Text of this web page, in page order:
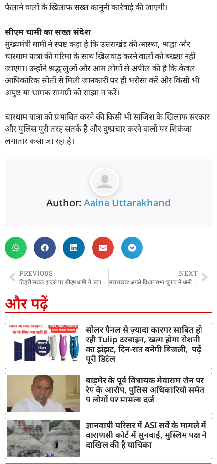
फैलाने वालों के खिलाफ सख्त कानूनी कार्रवाई की जाएगी।
सीएम धामी का सख्त संदेश
मुख्यमंत्री धामी ने स्पष्ट कहा है कि उत्तराखंड की आस्था, श्रद्धा और
चारधाम यात्रा की गरिमा के साथ खिलवाड़ करने वालों को बख्शा नहीं
जाएगा। उन्होंने श्रद्धालुओं और आम लोगों से अपील की है कि केवल
आधिकारिक स्रोतों से मिली जानकारी पर ही भरोसा करें और किसी भी
अपुष्ट या भ्रामक सामग्री को साझा न करें।
चारधाम यात्रा को प्रभावित करने की किसी भी साजिश के खिलाफ सरकार
और पुलिस पूरी तरह सतर्क है और दुष्प्रचार करने वालों पर शिकंजा
लगातार कसा जा रहा है।
Author: Aaina Uttarakhand
PREVIOUS
टिहरी सड़क हादसे पर सीएम धामी ने जताया शोक, घायलों के बेहतर इलाज के दिए निर्देश
NEXT
उत्तराखंड: अगले विधानसभा चुनाव में धामी ही होंगे बीजेपी का चेहरा, बोले राष्ट्रीय अध्यक्ष नितिन नवीन
और पढ़ें
सोलर पैनल से ज़्यादा कारगर साबित हो
रही Tulip टरबाइन, खत्म होगा रोशनी
का झंझट, दिन-रात बनेगी बिजली, पढ़ें
पूरी डिटेल
बाड़मेर के पूर्व विधायक मेवाराम जैन पर
रेप के आरोप, पुलिस अधिकारियों समेत
9 लोगों पर मामला दर्ज
ज्ञानवापी परिसर में ASI सर्वे के मामले में
वाराणसी कोर्ट में सुनवाई, मुस्लिम पक्ष ने
दाखिल की है याचिका